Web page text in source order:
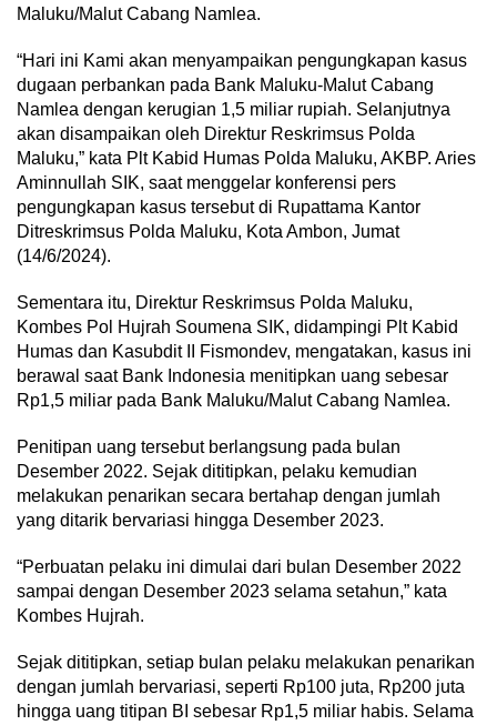
Maluku/Malut Cabang Namlea.
“Hari ini Kami akan menyampaikan pengungkapan kasus
dugaan perbankan pada Bank Maluku-Malut Cabang
Namlea dengan kerugian 1,5 miliar rupiah. Selanjutnya
akan disampaikan oleh Direktur Reskrimsus Polda
Maluku,” kata Plt Kabid Humas Polda Maluku, AKBP. Aries
Aminnullah SIK, saat menggelar konferensi pers
pengungkapan kasus tersebut di Rupattama Kantor
Ditreskrimsus Polda Maluku, Kota Ambon, Jumat
(14/6/2024).
Sementara itu, Direktur Reskrimsus Polda Maluku,
Kombes Pol Hujrah Soumena SIK, didampingi Plt Kabid
Humas dan Kasubdit II Fismondev, mengatakan, kasus ini
berawal saat Bank Indonesia menitipkan uang sebesar
Rp1,5 miliar pada Bank Maluku/Malut Cabang Namlea.
Penitipan uang tersebut berlangsung pada bulan
Desember 2022. Sejak dititipkan, pelaku kemudian
melakukan penarikan secara bertahap dengan jumlah
yang ditarik bervariasi hingga Desember 2023.
“Perbuatan pelaku ini dimulai dari bulan Desember 2022
sampai dengan Desember 2023 selama setahun,” kata
Kombes Hujrah.
Sejak dititipkan, setiap bulan pelaku melakukan penarikan
dengan jumlah bervariasi, seperti Rp100 juta, Rp200 juta
hingga uang titipan BI sebesar Rp1,5 miliar habis. Selama